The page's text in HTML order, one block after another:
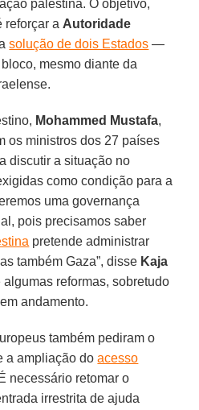
palestina. O objetivo,
reforçar a Autoridade
solução de dois Estados —
mesmo diante da
Mohammed Mustafa,
os ministros dos 27 países
discutir a situação no
como condição para a
uma governança
pois precisamos saber
pretende administrar
também Gaza”, disse Kaja
algumas reformas, sobretudo
andamento.
também pediram o
a ampliação doacesso
necessário retomar o
irrestrita de ajuda